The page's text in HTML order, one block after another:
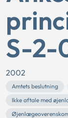
S-2-
2002
Amtets beslutning
Ikke aftale med